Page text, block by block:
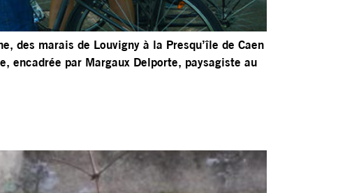
des marais de Louvigny à la Presqu’île de Caen
encadrée par Margaux Delporte, paysagiste au